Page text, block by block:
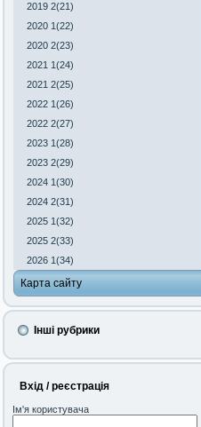
2019 2(21)
2020 1(22)
2020 2(23)
2021 1(24)
2021 2(25)
2022 1(26)
2022 2(27)
2023 1(28)
2023 2(29)
2024 1(30)
2024 2(31)
2025 1(32)
2025 2(33)
2026 1(34)
Карта сайту
Інші рубрики
Вхід / реєстрація
Ім'я користувача